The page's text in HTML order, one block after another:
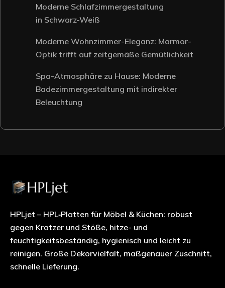
Moderne Schlafzimmergestaltung
in Schwarz-Weiß
Moderne Wohnzimmer-Eleganz: Marmor-
Optik trifft auf zeitgemäße Gemütlichkeit
Spa-Atmosphäre zu Hause: Moderne
Badezimmergestaltung mit indirekter
Beleuchtung
HPLjet – HPL‑Platten für Möbel & Küchen: robust
gegen Kratzer und Stöße, hitze- und
feuchtigkeitsbeständig, hygienisch und leicht zu
reinigen. Große Dekorvielfalt, maßgenauer Zuschnitt,
schnelle Lieferung.